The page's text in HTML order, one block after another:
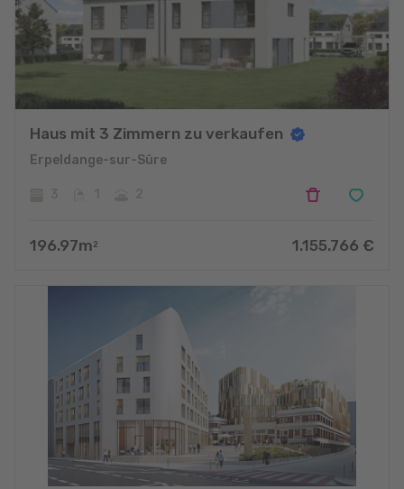
Haus mit 3 Zimmern zu verkaufen
Erpeldange-sur-Sûre
196.97m 2 1.155.766 €